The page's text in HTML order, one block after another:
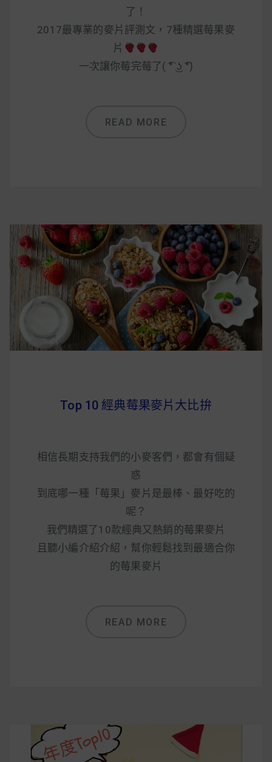
了！
2017最專業的麥片評測文，7種精選莓果麥
片
一次讓你莓完莓了( ͡° ͜ʖ ͡°)
READ MORE
Top 10 經典莓果麥片大比拚
相信長期支持我們的小麥客們，都會有個疑
惑
到底哪一種「莓果」麥片是最棒、最好吃的
呢？
我們精選了10款經典又熱銷的莓果麥片
且聽小編介紹介紹，幫你輕鬆找到最適合你
的莓果麥片
READ MORE